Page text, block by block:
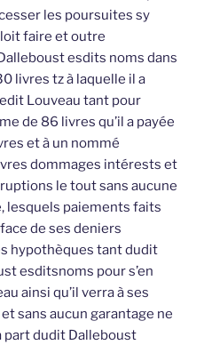
les poursuites sy
faire et outre
esdits noms dans
livres tz à laquelle il a
Louveau tant pour
de 86 livres qu’il a payée
et à un nommé
dommages intérests et
le tout sans aucune
lesquels paiements faits
de ses deniers
hypothèques tant dudit
esditsnoms pour s’en
ainsi qu’il verra à ses
sans aucun garantage ne
part dudit Dalleboust